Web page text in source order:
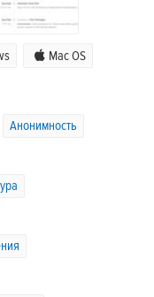
Mac OS
Анонимность